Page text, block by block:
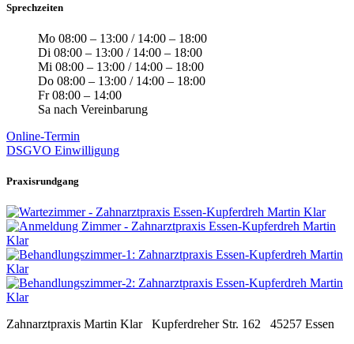
Sprechzeiten
Mo 08:00 – 13:00 / 14:00 – 18:00
Di 08:00 – 13:00 / 14:00 – 18:00
Mi 08:00 – 13:00 / 14:00 – 18:00
Do 08:00 – 13:00 / 14:00 – 18:00
Fr08:00 – 14:00
Sa nach Vereinbarung
Online-Termin
DSGVO Einwilligung
Praxisrundgang
Zahnarztpraxis Martin Klar Kupferdreher Str. 162 45257 Essen